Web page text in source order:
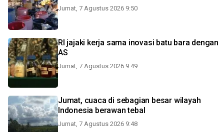
Jumat, 7 Agustus 2026 9:50
RI jajaki kerja sama inovasi batu bara dengan
AS
Jumat, 7 Agustus 2026 9:49
Jumat, cuaca di sebagian besar wilayah
Indonesia berawan tebal
Jumat, 7 Agustus 2026 9:48